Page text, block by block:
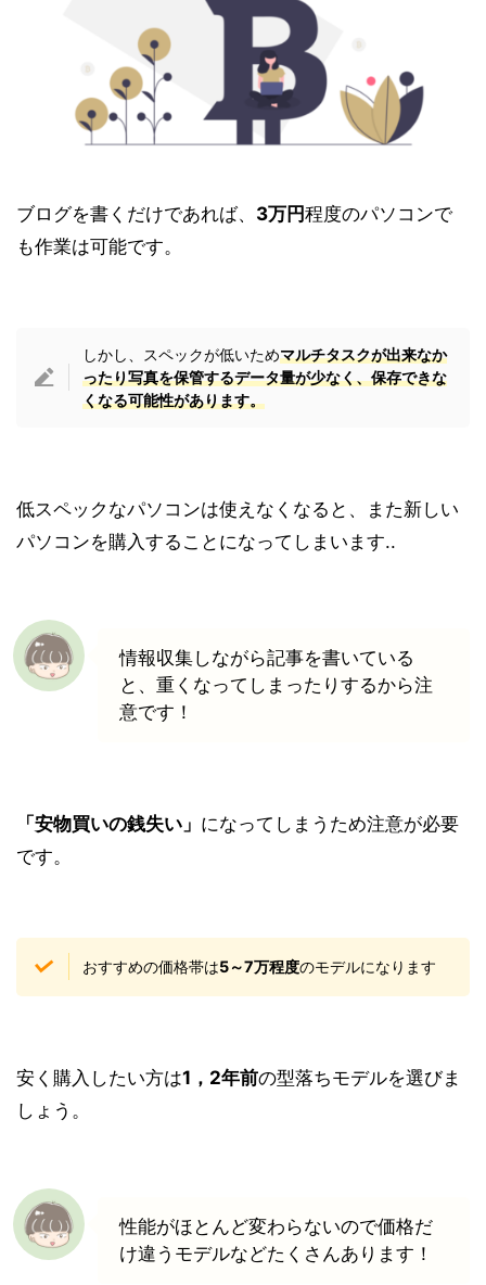
ブログを書くだけであれば、 3万円程度のパソコンで
も作業は可能です。
しかし、スペックが低いためマルチタスクが出来なか
ったり写真を保管するデータ量が少なく、保存できな
くなる可能性があります。
低スペックなパソコンは使えなくなると、また新しい
パソコンを購入することになってしまいます..
情報収集しながら記事を書いている
と、重くなってしまったりするから注
意です！
「安物買いの銭失い」 になってしまうため注意が必要
です。
おすすめの価格帯は5～7万程度のモデルになります
安く購入したい方は1，2年前の型落ちモデルを選びま
しょう。
性能がほとんど変わらないので価格だ
け違うモデルなどたくさんあります！